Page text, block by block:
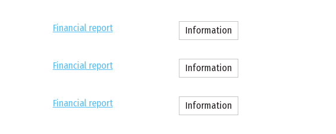
Financial report Information
Financial report Information
Financial report Information